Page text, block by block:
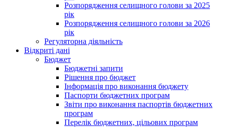
Розпорядження селищного голови за 2025
рік
Розпорядження селищного голови за 2026
рік
Регуляторна діяльність
Відкриті дані
Бюджет
Бюджетні запити
Рішення про бюджет
Інформація про виконання бюджету
Паспорти бюджетних програм
Звіти про виконання паспортів бюджетних
програм
Перелік бюджетних, цільових програм